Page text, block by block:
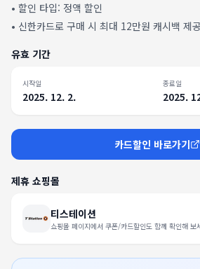
• 할인 타입: 정액 할인
• 신한카드로 구매 시 최대 12만원 캐시백 제공
유효 기간
시작일
2025. 12. 2.
종료일
2025.
카드할인 바로가기
제휴 쇼핑몰
티스테이션
쇼핑몰 페이지에서 쿠폰/카드할인도 함께 확인해 보